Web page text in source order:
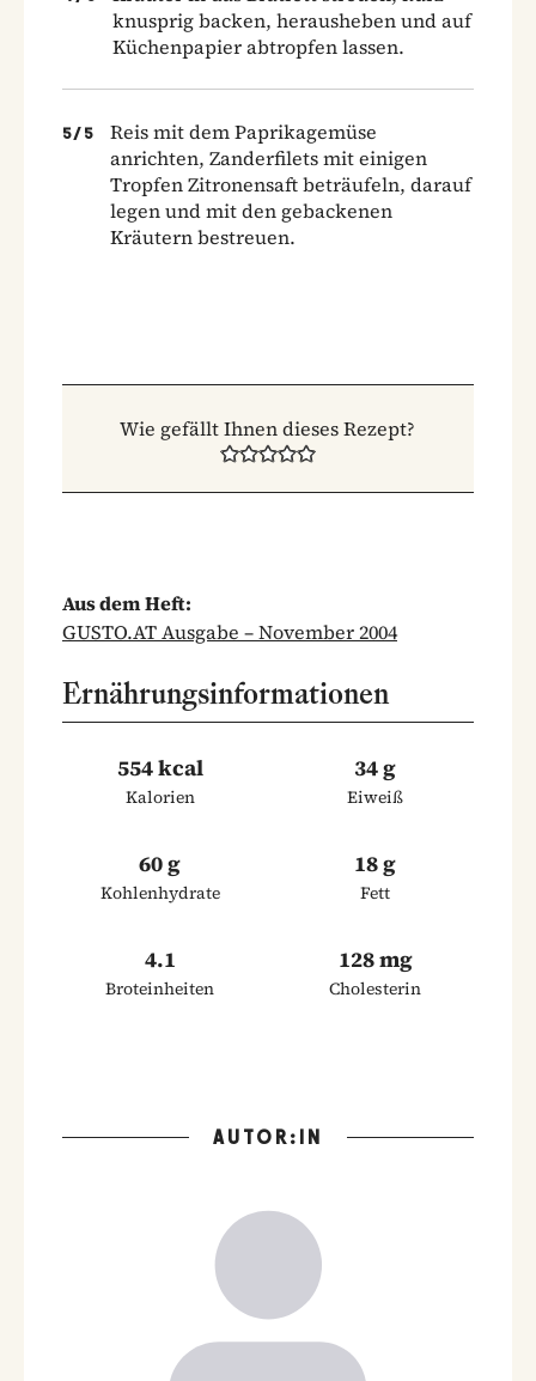
knusprig backen, herausheben und auf
Küchenpapier abtropfen lassen.
5/ 5
Reis mit dem Paprikagemüse
anrichten, Zanderfilets mit einigen
Tropfen Zitronensaft beträufeln, darauf
legen und mit den gebackenen
Kräutern bestreuen.
Wie gefällt Ihnen dieses Rezept?
Aus dem Heft:
GUSTO.AT Ausgabe – November 2004
Ernährungsinformationen
554 kcal
Kalorien
34 g
Eiweiß
60 g
Kohlenhydrate
18 g
Fett
4.1
Broteinheiten
128 mg
Cholesterin
AUTOR:IN